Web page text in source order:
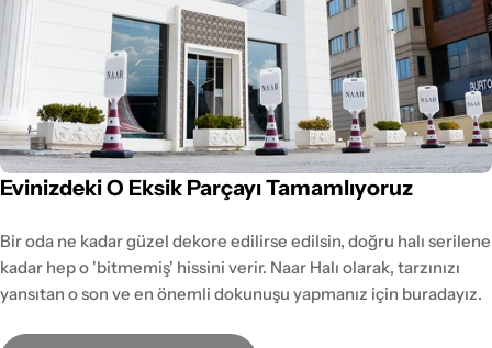
Evinizdeki O Eksik Parçayı Tamamlıyoruz
Bir oda ne kadar güzel dekore edilirse edilsin, doğru halı serilene
kadar hep o 'bitmemiş' hissini verir. Naar Halı olarak, tarzınızı
yansıtan o son ve en önemli dokunuşu yapmanız için buradayız.